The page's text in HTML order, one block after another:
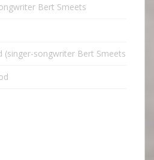
Bert Smeets
(singer-songwriter Bert Smeets